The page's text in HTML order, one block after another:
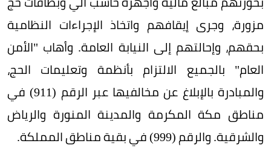
مزورة، وجرى إيقافهم واتخاذ الإجراءات النظامية
بحقهم، وإحالتهم إلى النيابة العامة. وأهاب "الأمن
العام" بالجميع الالتزام بأنظمة وتعليمات الحج،
والمبادرة بالإبلاغ عن مخالفيها عبر الرقم (911) في
مناطق مكة المكرمة والمدينة المنورة والرياض
والشرقية. والرقم (999) في بقية مناطق المملكة.